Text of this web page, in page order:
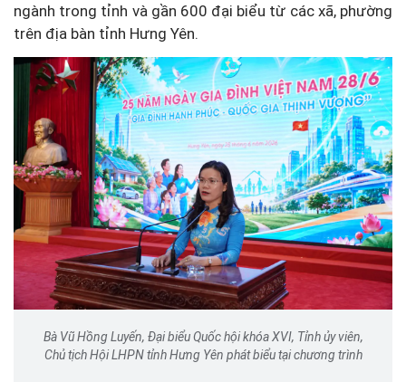
ngành trong tỉnh và gần 600 đại biểu từ các xã, phường
trên địa bàn tỉnh Hưng Yên.
Bà Vũ Hồng Luyến, Đại biểu Quốc hội khóa XVI, Tỉnh ủy viên,
Chủ tịch Hội LHPN tỉnh Hưng Yên phát biểu tại chương trình